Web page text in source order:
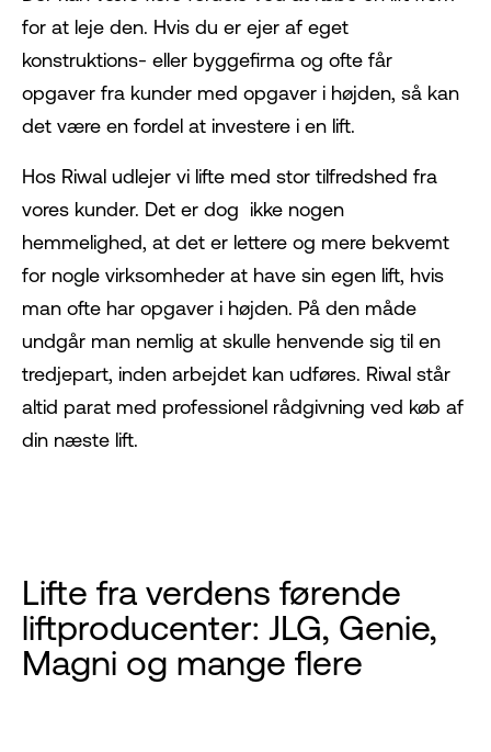
for at leje den. Hvis du er ejer af eget
konstruktions- eller byggefirma og ofte får
opgaver fra kunder med opgaver i højden, så kan
det være en fordel at investere i en lift.
Hos Riwal udlejer vi lifte med stor tilfredshed fra
vores kunder. Det er dog ikke nogen
hemmelighed, at det er lettere og mere bekvemt
for nogle virksomheder at have sin egen lift, hvis
man ofte har opgaver i højden. På den måde
undgår man nemlig at skulle henvende sig til en
tredjepart, inden arbejdet kan udføres. Riwal står
altid parat med professionel rådgivning ved køb af
din næste lift.
Lifte fra verdens førende
liftproducenter: JLG, Genie,
Magni og mange flere